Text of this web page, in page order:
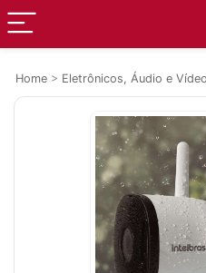
Home > Eletrônicos, Áudio e Vídeo